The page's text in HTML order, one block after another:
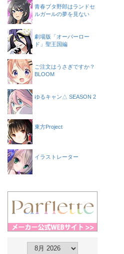
青春ブタ野郎はランドセ
ルガールの夢を見ない
劇場版「オーバーロー
ド」聖王国編
ご注文はうさぎですか？
BLOOM
ゆるキャン△ SEASON 2
東方Project
イラストレーター